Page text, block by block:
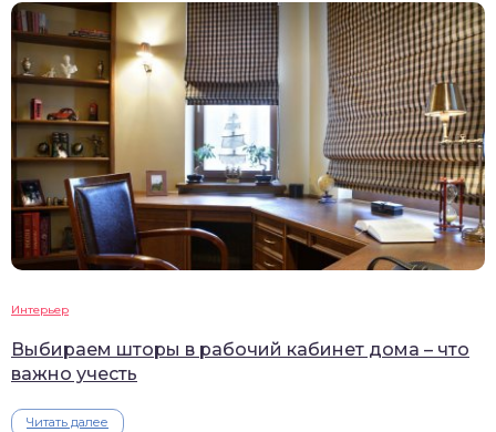
Интерьер
Выбираем шторы в рабочий кабинет дома – что
важно учесть
Читать далее